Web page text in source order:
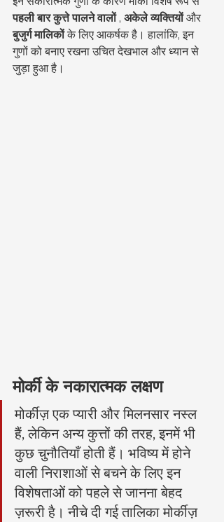
पहली बार कुत्ते पालने वालों , अकेले व्यक्तियों और
बुजुर्ग मालिकों के लिए आकर्षक है। हालांकि, इन
गुणों को बनाए रखना उचित देखभाल और ध्यान से
जुड़ा हुआ है।
मोर्की के नकारात्मक लक्षण
मोर्कीज़ एक प्यारी और मिलनसार नस्ल
हैं, लेकिन अन्य कुत्तों की तरह, इनमें भी
कुछ चुनौतियाँ होती हैं। भविष्य में होने
वाली निराशाओं से बचने के लिए इन
विशेषताओं को पहले से जानना बेहद
ज़रूरी है। नीचे दी गई तालिका मोर्कीज़